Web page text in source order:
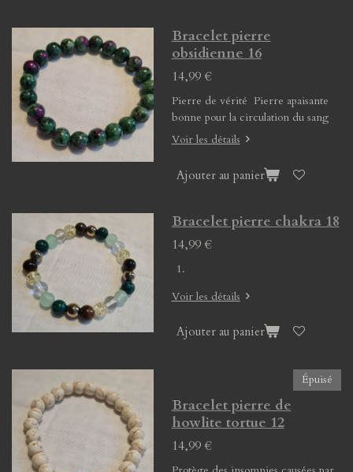
Bracelet pierre
obsidienne 16
14,99 €
Pierre de vérité Pierre apaisante
bonne pour la circulation du sang
Voir les détails
Ajouter au panier
Bracelet pierre chakra 18
14,99 €
Voir les détails
Ajouter au panier
Épuisé
Bracelet pierre de
howlite tortue 12
14,99 €